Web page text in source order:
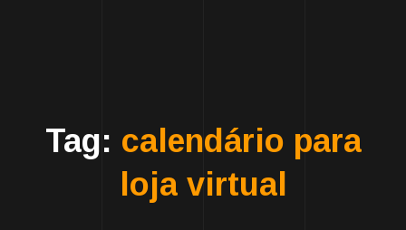
Tag: calendário para
loja virtual